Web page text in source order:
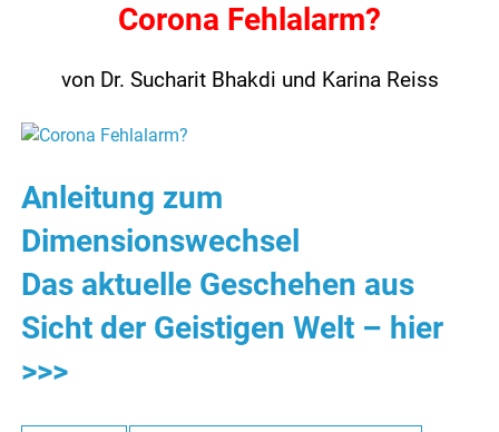
Corona Fehlalarm?
von Dr. Sucharit Bhakdi und Karina Reiss
Anleitung zum
Dimensionswechsel
Das aktuelle Geschehen aus
Sicht der Geistigen Welt – hier
>>>